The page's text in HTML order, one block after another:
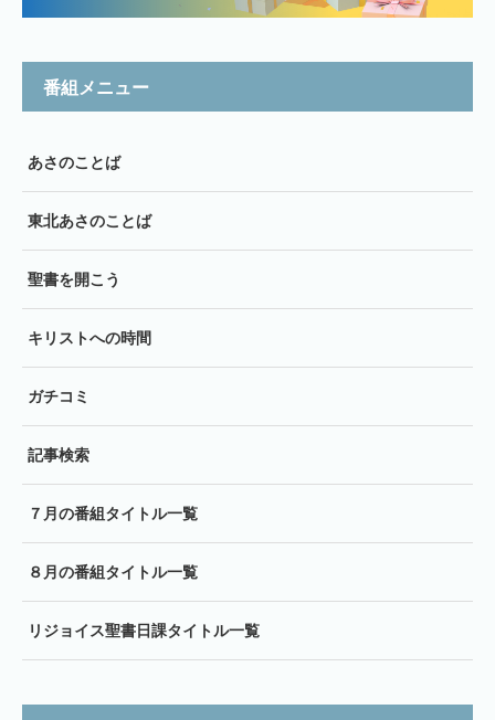
番組メニュー
あさのことば
東北あさのことば
聖書を開こう
キリストへの時間
ガチコミ
記事検索
７月の番組タイトル一覧
８月の番組タイトル一覧
リジョイス聖書日課タイトル一覧